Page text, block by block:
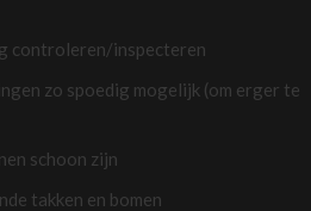
controleren/inspecteren
zo spoedig mogelijk (om erger te
schoon zijn
takken en bomen